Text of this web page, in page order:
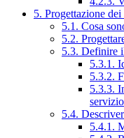
5. Progettazione dei
5.1. Cosa
5.2.
5.3. Definire
5.3.1.
5.3.2.
5.3.3.
servizio
5.4.
5.4.1.